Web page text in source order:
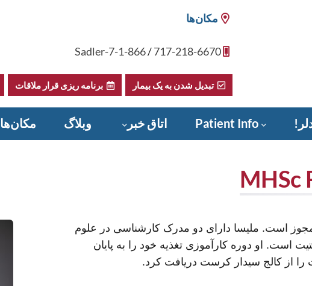
مکان‌ها
717-218-6670
/
1-866-Sadler-7
تبدیل شدن به یک بیمار برنامه ریزی قرار ملاقات
مکان‌ها وبلاگ اتاق خبر Patient Info
است. ملیسا دارای دو مدرک کارشناسی در علوم
است. او دوره کارآموزی تغذیه خود را به پایان
از کالج سیدار کرست دریافت کرد.